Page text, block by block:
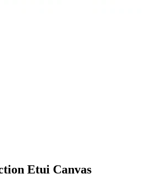
Etui Canvas